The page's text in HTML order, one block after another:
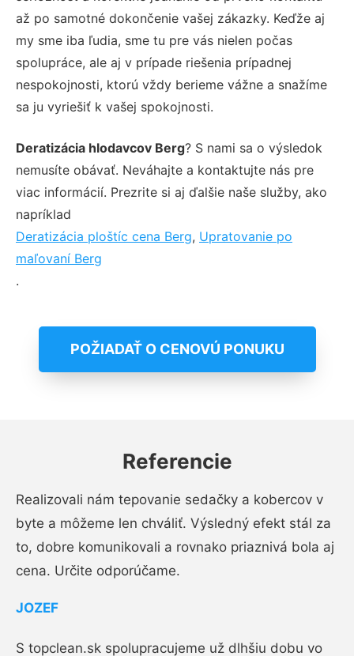
až po samotné dokončenie vašej zákazky. Keďže aj
my sme iba ľudia, sme tu pre vás nielen počas
spolupráce, ale aj v prípade riešenia prípadnej
nespokojnosti, ktorú vždy berieme vážne a snažíme
sa ju vyriešiť k vašej spokojnosti.
Deratizácia hlodavcov Berg? S nami sa o výsledok
nemusíte obávať. Neváhajte a kontaktujte nás pre
viac informácií. Prezrite si aj ďalšie naše služby, ako
napríklad
Deratizácia ploštíc cena Berg, Upratovanie po
maľovaní Berg
.
POŽIADAŤ O CENOVÚ PONUKU
Referencie
Realizovali nám tepovanie sedačky a kobercov v
byte a môžeme len chváliť. Výsledný efekt stál za
to, dobre komunikovali a rovnako priaznivá bola aj
cena. Určite odporúčame.
JOZEF
S topclean.sk spolupracujeme už dlhšiu dobu vo